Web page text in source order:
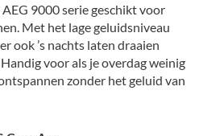
9000 serie geschikt voor
Met het lage geluidsniveau
ook ’s nachts laten draaien
voor als je overdag weinig
zonder het geluid van